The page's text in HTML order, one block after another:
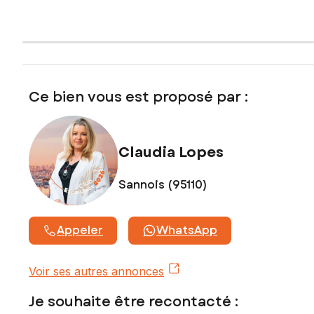
numéro 853 372 555
Ce bien vous est proposé par :
Claudia Lopes
Sannois (95110)
Appeler WhatsApp
Voir ses autres annonces
Je souhaite être recontacté :